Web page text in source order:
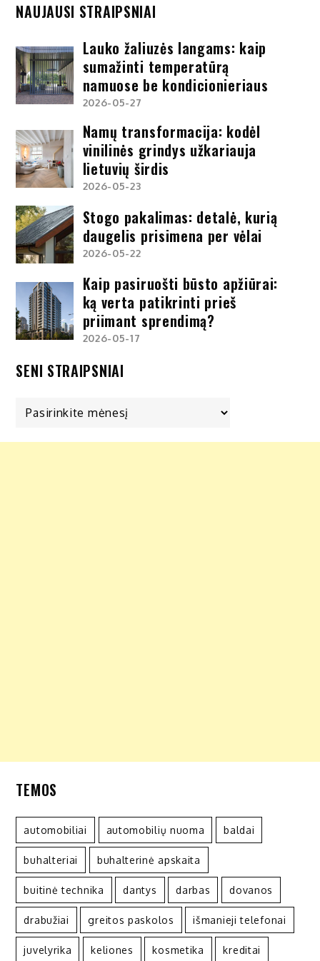
NAUJAUSI STRAIPSNIAI
Lauko žaliuzės langams: kaip
sumažinti temperatūrą
namuose be kondicionieriaus
2026-05-27
Namų transformacija: kodėl
vinilinės grindys užkariauja
lietuvių širdis
2026-05-23
Stogo pakalimas: detalė, kurią
daugelis prisimena per vėlai
2026-05-22
Kaip pasiruošti būsto apžiūrai:
ką verta patikrinti prieš
priimant sprendimą?
2026-05-17
SENI STRAIPSNIAI
TEMOS
automobiliai automobilių nuoma baldai
buhalteriai buhalterinė apskaita
buitinė technika dantys darbas dovanos
drabužiai greitos paskolos išmanieji telefonai
juvelyrika keliones kosmetika kreditai